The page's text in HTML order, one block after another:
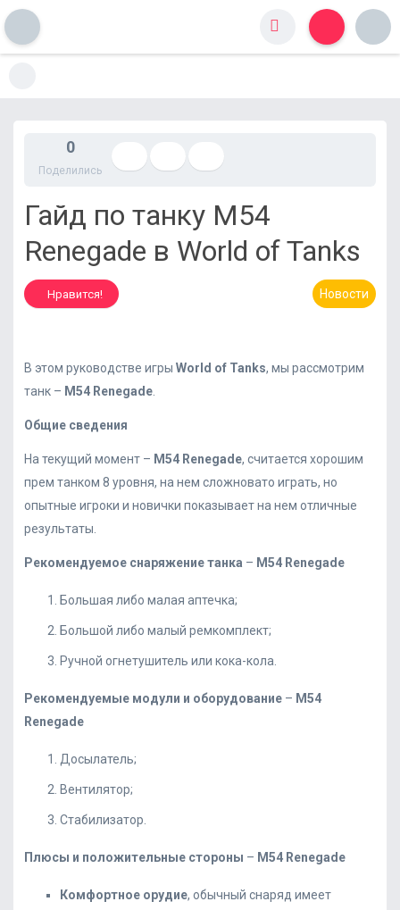
0
Поделились
Гайд по танку M54
Renegade в World of Tanks
Нравится! Новости
В этом руководстве игры World of Tanks, мы рассмотрим
танк – M54 Renegade
Общие сведения
На текущий момент – M54 Renegade, считается хорошим
прем танком 8 уровня, на нем сложновато играть, но
опытные игроки и новички показывает на нем отличные
результаты.
Рекомендуемое снаряжение танка – M54 Renegade
Большая либо малая аптечка;
Большой либо малый ремкомплект;
Ручной огнетушитель или кока-кола.
Рекомендуемые модули и оборудование – M54
Renegade
Досылатель;
Вентилятор;
Стабилизатор.
Плюсы и положительные стороны – M54 Renegade
Комфортное орудие, обычный снаряд имеет